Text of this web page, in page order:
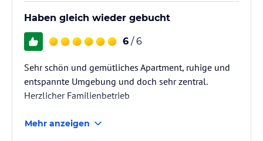
Haben gleich wieder gebucht
6 / 6
Sehr schön und gemütliches Apartment, ruhige und
entspannte Umgebung und doch sehr zentral.
Herzlicher Familienbetrieb
Mehr anzeigen